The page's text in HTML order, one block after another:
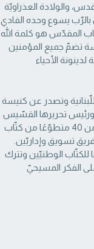
والولادة العذراويّة
بالرّب يسوع وحده الفادي
‏المقدّس هو كلمة الله
تضمّ جميع المؤمنين
الأحياء
وتصدر عن كنيسة
‏ورئيس تحريرها القسّيس
د. ادكار طرابلسي، ويُعاونه فريق من 40 متطوّعًا من كتّاب
تسويق وإداريّين.
للكتّاب الوطنيّين ‏وتترك
على الفكر المسيحيّ